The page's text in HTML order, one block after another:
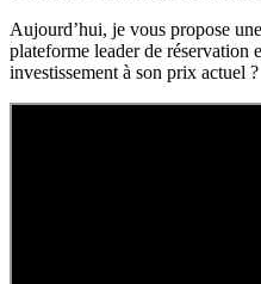
Aujourd’hui, je vous propose
plateforme leader de réservation
investissement à son prix actuel ?